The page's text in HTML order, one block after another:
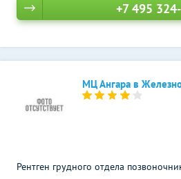
+7 495
МЦ Ангара в
Рентген грудного отдела